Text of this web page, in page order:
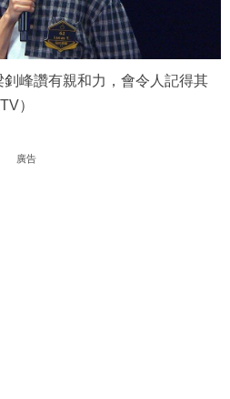
峰讚有親和力，會令人記得其
）
廣告